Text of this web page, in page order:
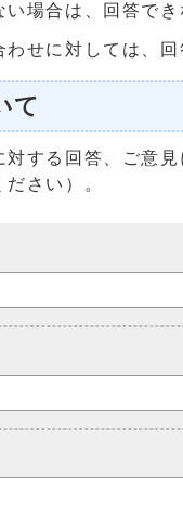
場合は、回答で
せに対しては、回
て
する回答、ご意
ださい）。